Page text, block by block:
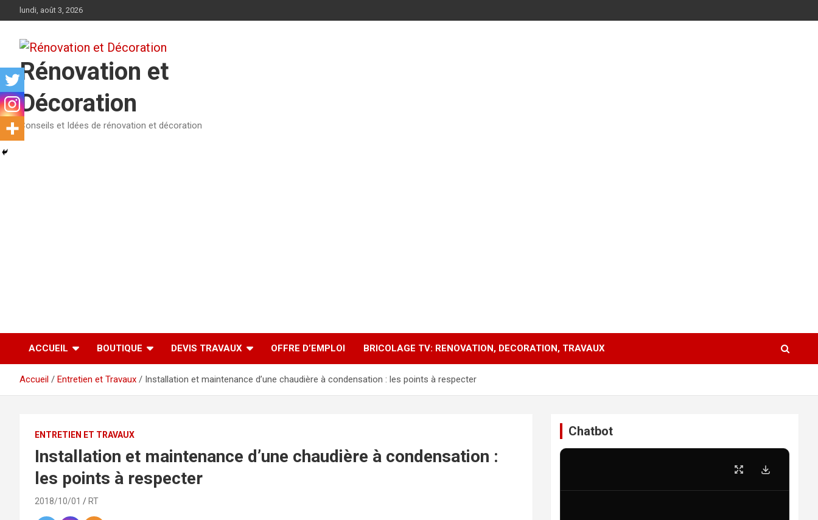
au
lundi, août 3, 2026
Rénovation et
Décoration
Conseils et Idées de rénovation et décoration
ACCUEIL BOUTIQUE DEVIS TRAVAUX OFFRE D’EMPLOI BRICOLAGE TV: RENOVATION, DECORATION, TRAVAUX
Accueil Entretien et Travaux Installation et maintenance d’une chaudière à condensation : les points à respecter
ENTRETIEN ET TRAVAUX
Installation et maintenance d’une chaudière à condensation :
les points à respecter
2018/10/01 RT
Chatbot